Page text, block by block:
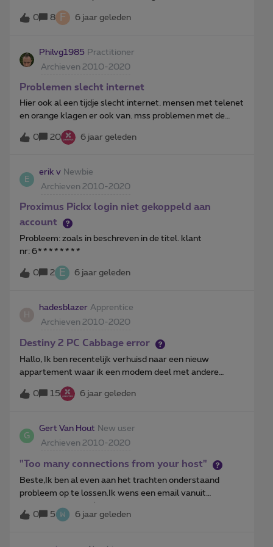
ik het volgende probleem: de gsm vraagt de PUK code,
erna vraagt hij een nieuwe PIN code, dan vraagt hij de
naar het scherm om de PUK in te geven! (met
waarschuwing dat ik hem nog maar x keer mag ingeven
Hoe komt dit, en hoe kan ik nu mijn telefoon unlocken?
Dankjewel! Ann
0 8 F 6 jaar geleden
Philvg1985 Practitioner
Archieven 2010-2020
Problemen slecht internet
Hier ook al een tijdje slecht internet. mensen met telenet
en orange klagen er ook van. mss problemen met de
kabels in de straat?
0
20 6 jaar geleden
E
erik v Newbie
Archieven 2010-2020
Proximus Pickx login niet gekoppeld aan
account
Probleem: zoals in beschreven in de titel. klant
nr: 6********
0 2 E 6 jaar geleden
H
hadesblazer Apprentice
Archieven 2010-2020
Destiny 2 PC Cabbage error
Hallo, Ik ben recentelijk verhuisd naar een nieuw
appartement waar ik een modem deel met andere
bewoners. Toen ik Destiny 2 wou spelen kreeg ik vaak de
meldingen 'error code cabbage', ik heb meerdere keren
maar dit zijn vrij oude topics of voor consoles en ik weet
niet of deze nog vertrouwhaar en/of up-to-date zijn. Ik
gegevens maar durf zelf hier niet aan te komen omdat ik
0 15 6 jaar geleden
G
Gert Van Hout New user
Archieven 2010-2020
"Too many connections from your host"
Beste,Ik ben al even aan het trachten onderstaand
probleem op te lossen.Ik wens een email vanuit
BIN leden, waarvan een 15-tal een skynet of proximus
die met een skynet/proximus account en krijg ik een
0 5 6 jaar geleden